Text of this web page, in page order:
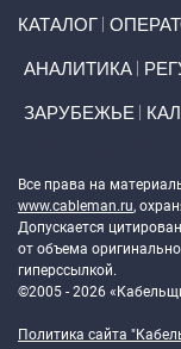
КАТАЛОГ
АНАЛИТИКА
ЗАРУБЕЖЬЕ
Все права на
www.cableman.ru,
Допускается
от объема
гиперссылкой.
©2005 - 2026
Политика сайта